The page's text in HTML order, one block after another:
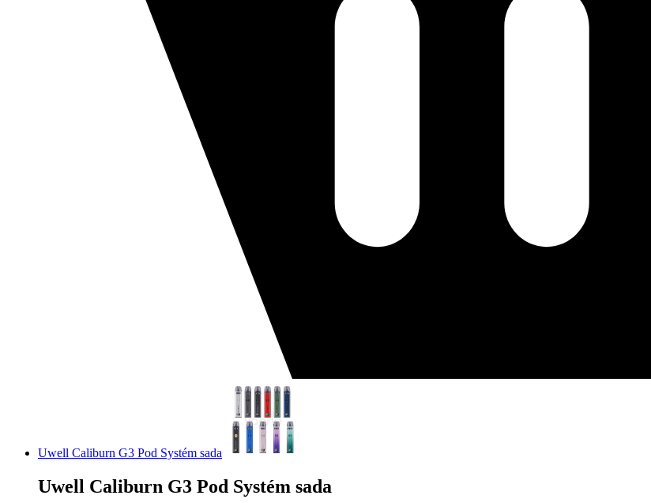
Uwell Caliburn G3 Pod Systém sada
Uwell Caliburn G3 Pod Systém sada